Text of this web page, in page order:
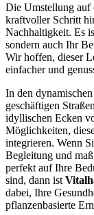
Die Umstellung auf
kraftvoller Schritt
Nachhaltigkeit. Es
sondern auch Ihr
Wir hoffen, dieser
einfacher und
In den
geschäftigen
idyllischen Ecken
Möglichkeiten,
integrieren. Wenn
Begleitung und
perfekt auf Ihre
sind, dann ist
dabei, Ihre
pflanzenbasierte